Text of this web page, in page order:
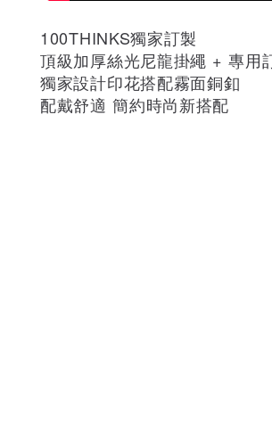
100THINKS獨家訂製
頂級加厚絲光尼龍掛繩 + 專用
獨家設計印花搭配霧面銅釦
配戴舒適 簡約時尚新搭配